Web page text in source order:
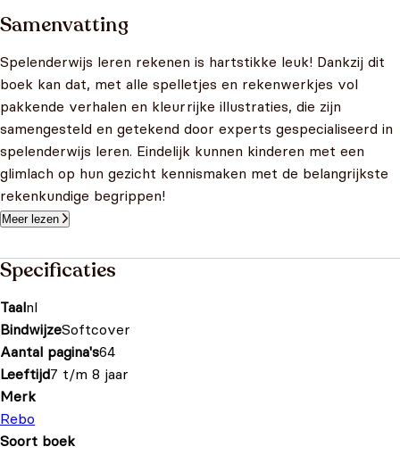
Samenvatting
Spelenderwijs leren rekenen is hartstikke leuk! Dankzij dit
boek kan dat, met alle spelletjes en rekenwerkjes vol
pakkende verhalen en kleurrijke illustraties, die zijn
samengesteld en getekend door experts gespecialiseerd in
spelenderwijs leren. Eindelijk kunnen kinderen met een
glimlach op hun gezicht kennismaken met de belangrijkste
rekenkundige begrippen!
Meer lezen
Specificaties
Taalnl
BindwijzeSoftcover
Aantal pagina's64
Leeftijd7 t/m 8 jaar
Merk
Rebo
Soort boek